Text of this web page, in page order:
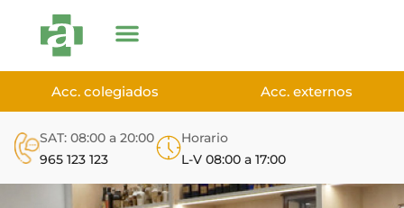
Acc. colegiados Acc. externos
SAT: 08:00 a 20:00
965 123 123
Horario
L-V 08:00 a 17:00